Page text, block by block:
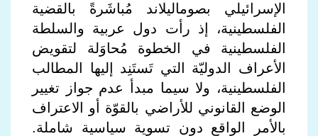
الإسرائيلي بصوماليلاند مُباشَرةً بالقضية
الفلسطينية، إذ رأت دول عربية والسلطة
الفلسطينية في الخطوة مُحاوَلة لتقويض
الأعراف الدوليّة التي تَستَنِد إليها المطالب
الفلسطينية، ولا سيما مبدأ عدم جواز تغيير
الوضع القانوني للأراضي بالقوّة أو الاعتراف
بالأمر الواقع دون تسوية سياسية شاملة.